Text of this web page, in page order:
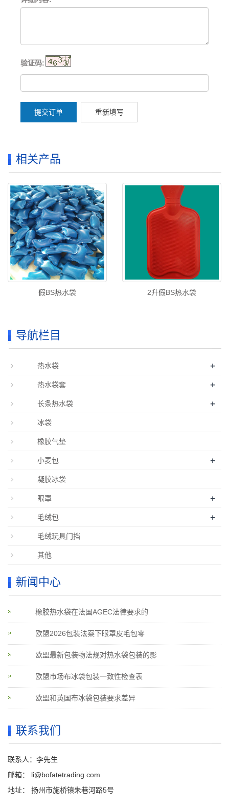
验证码:
提交订单 重新填写
相关产品
假BS热水袋 2升假BS热水袋
导航栏目
热水袋 +
热水袋套 +
长条热水袋 +
冰袋
橡胶气垫
小麦包 +
凝胶冰袋
眼罩 +
毛绒包 +
毛绒玩具门挡
其他
新闻中心
橡胶热水袋在法国AGEC法律要求的
欧盟2026包装法案下眼罩皮毛包零
欧盟最新包装物法规对热水袋包装的影
欧盟市场布冰袋包装一致性检查表
欧盟和英国布冰袋包装要求差异
联系我们
联系人：李先生
邮箱：
li@bofatetrading.com
地址： 扬州市施桥镇朱巷河路5号